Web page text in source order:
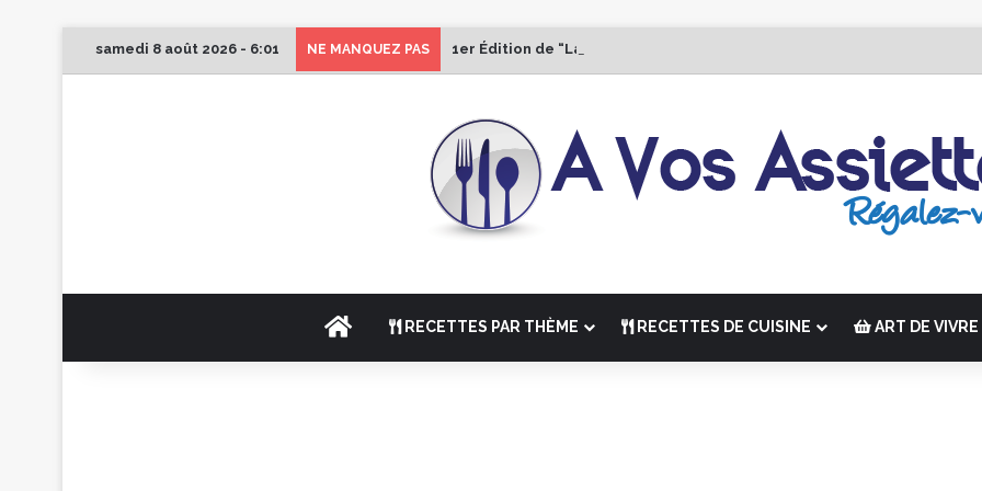
samedi 8 août 2026 - 6:01 NE MANQUEZ PAS 1er Édition de “La Semaine des Chefs” du 19 au 24 octobre 2026
ACCUEILRECETTES PAR THÈME RECETTES DE CUISINE ART DE VIVRE